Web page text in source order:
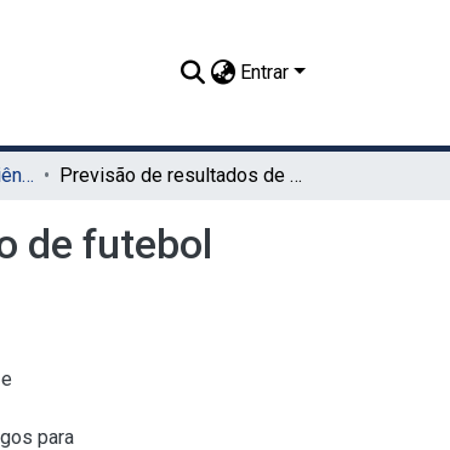
Entrar
TCC - Bacharelado em Ciência da Computação (UAG) Previsão de resultados de jogos do campeonato brasileiro de futebol utilizando aprendizagem de máquina
de futebol
para